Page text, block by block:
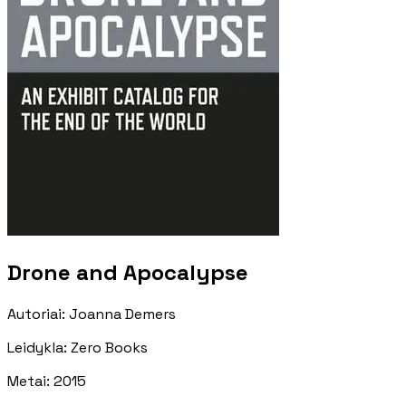
Drone and Apocalypse
Autoriai: Joanna Demers
Leidykla: Zero Books
Metai: 2015